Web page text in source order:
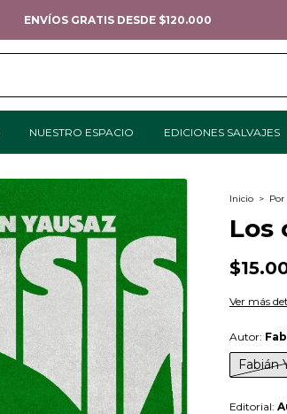
ENVÍOS GRATIS DESDE $120.000
NUESTRO ESPACIO EDICIONES SALVAJES
Inicio > Por
Los
Ver más
Autor:
Fabián
Editorial: